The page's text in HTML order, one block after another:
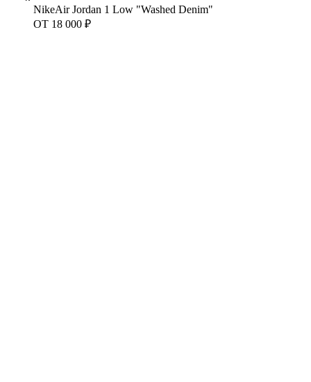
NikeAir Jordan 1 Low "Washed Denim"
ОТ 18 000 ₽